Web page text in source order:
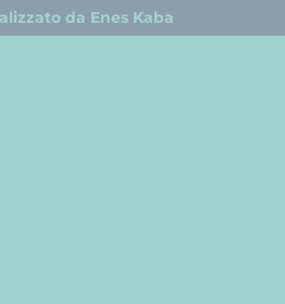
da Enes Kaba